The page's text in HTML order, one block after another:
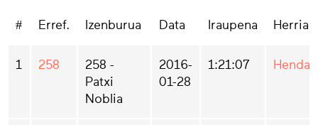
# Erref. Izenburua Data Iraupena Herria
1 258
258 -
Patxi
Noblia
2016-
01-28
1:21:07